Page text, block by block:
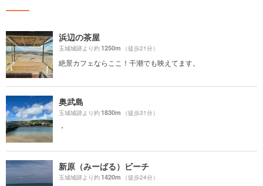
浜辺の茶屋
玉城城跡より約1250m （徒歩21分）
絶景カフェならここ！干潮でも映えてます。
奥武島
玉城城跡より約1830m （徒歩31分）
・
新原（みーばる）ビーチ
玉城城跡より約1420m （徒歩24分）